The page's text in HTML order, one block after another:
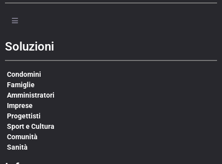
Soluzioni
Condomini
Famiglie
Amministratori
Imprese
Progettisti
Sport e Cultura
Comunità
Sanità